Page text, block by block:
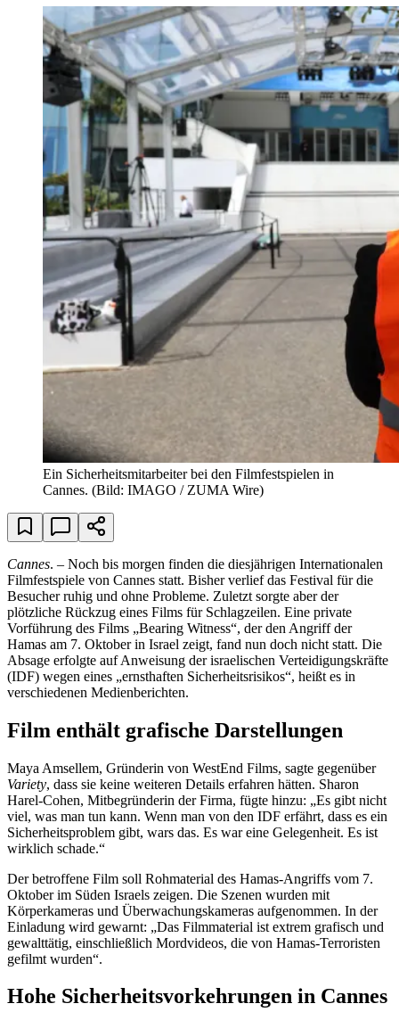
Ein Sicherheitsmitarbeiter bei den Filmfestspielen in
Cannes. (Bild: IMAGO / ZUMA Wire)
Cannes. – Noch bis morgen finden die diesjährigen Internationalen
Filmfestspiele von Cannes statt. Bisher verlief das Festival für die
Besucher ruhig und ohne Probleme. Zuletzt sorgte aber der
plötzliche Rückzug eines Films für Schlagzeilen. Eine private
Vorführung des Films „Bearing Witness“, der den Angriff der
Hamas am 7. Oktober in Israel zeigt, fand nun doch nicht statt. Die
Absage erfolgte auf Anweisung der israelischen Verteidigungskräfte
(IDF) wegen eines „ernsthaften Sicherheitsrisikos“, heißt es in
verschiedenen Medienberichten.
Film enthält grafische Darstellungen
Maya Amsellem, Gründerin von WestEnd Films, sagte gegenüber
Variety, dass sie keine weiteren Details erfahren hätten. Sharon
Harel-Cohen, Mitbegründerin der Firma, fügte hinzu: „Es gibt nicht
viel, was man tun kann. Wenn man von den IDF erfährt, dass es ein
Sicherheitsproblem gibt, wars das. Es war eine Gelegenheit. Es ist
wirklich schade.“
Der betroffene Film soll Rohmaterial des Hamas-Angriffs vom 7.
Oktober im Süden Israels zeigen. Die Szenen wurden mit
Körperkameras und Überwachungskameras aufgenommen. In der
Einladung wird gewarnt: „Das Filmmaterial ist extrem grafisch und
gewalttätig, einschließlich Mordvideos, die von Hamas-Terroristen
gefilmt wurden“.
Hohe Sicherheitsvorkehrungen in Cannes